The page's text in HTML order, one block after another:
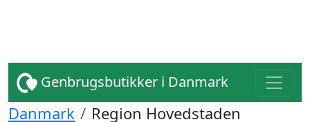
Genbrugsbutikker i Danmark
Danmark
Region Hovedstaden